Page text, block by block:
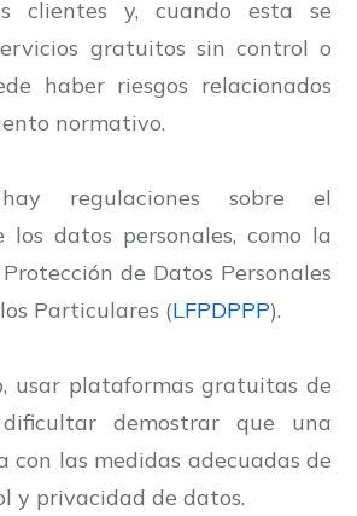
clientes y, cuando esta se
gratuitos sin control o
haber riesgos relacionados
normativo.
regulaciones sobre el
datos personales, como la
de Datos Personales
Particulares (LFPDPPP).
usar plataformas gratuitas de
demostrar que una
con las medidas adecuadas de
y privacidad de datos.